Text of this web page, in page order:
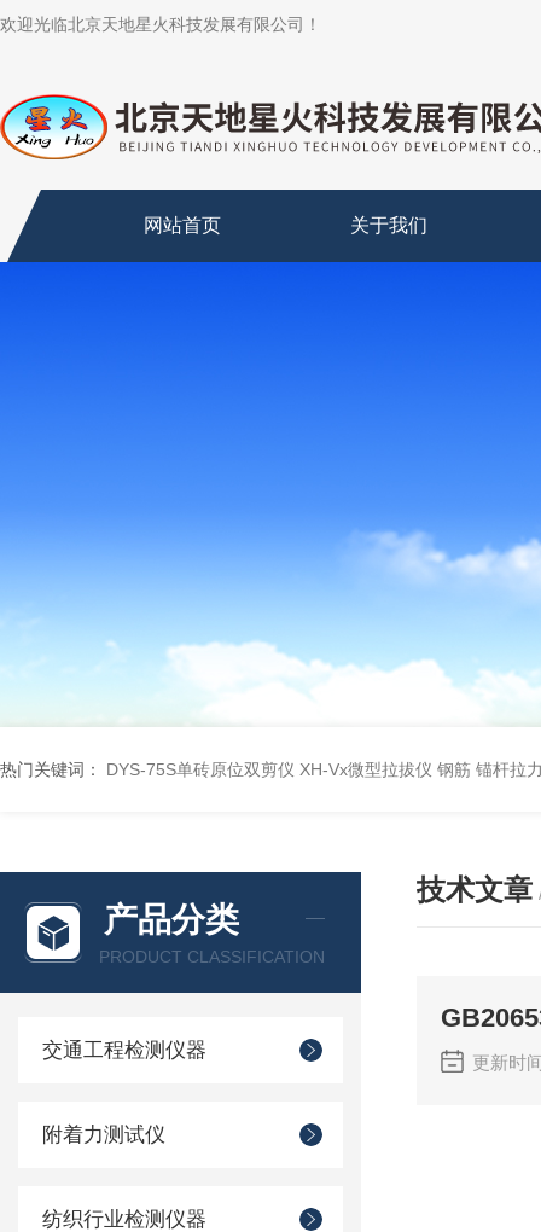
欢迎光临北京天地星火科技发展有限公司！
网站首页 关于我们
热门关键词： DYS-75S单砖原位双剪仪 XH-Vx微型拉拔仪 钢筋 锚杆拉
产品分类
PRODUCT CLASSIFICATION
交通工程检测仪器
附着力测试仪
纺织行业检测仪器
技术文章
更新时